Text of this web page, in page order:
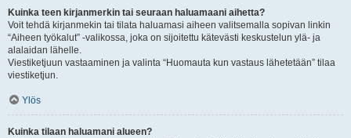
Kuinka teen kirjanmerkin tai seuraan haluamaani aihetta?
Voit tehdä kirjanmekin tai tilata haluamasi aiheen valitsemalla sopivan linkin
“Aiheen työkalut” -valikossa, joka on sijoitettu kätevästi keskustelun ylä- ja
alalaidan lähelle.
Viestiketjuun vastaaminen ja valinta “Huomauta kun vastaus lähetetään” tilaa
viestiketjun.
Ylös
Kuinka tilaan haluamani alueen?